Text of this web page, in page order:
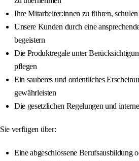
Ihre Mitarbeiter:innen zu führen,
Unsere Kunden durch eine
begeistern
Die Produktregale unter
pflegen
Ein sauberes und ordentliches
gewährleisten
Die gesetzlichen Regelungen und
Sie verfügen über:
Eine abgeschlossene Berufsausbildung